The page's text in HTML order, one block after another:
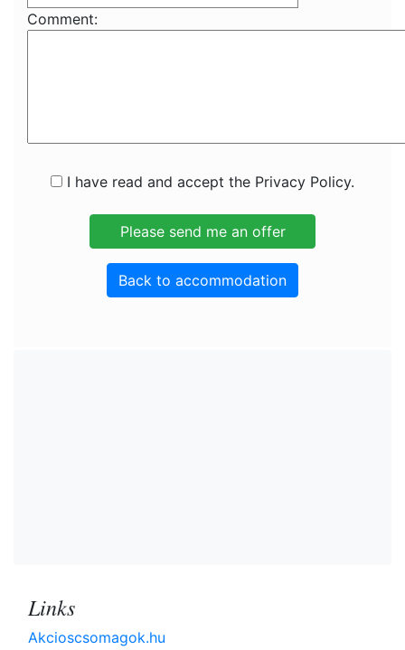
Comment:
I have read and accept the Privacy Policy.
Back to accommodation
Links
Akcioscsomagok.hu